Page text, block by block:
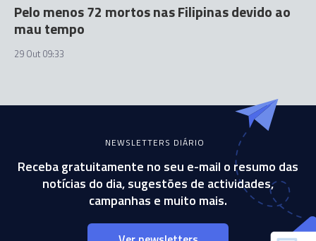
Pelo menos 72 mortos nas Filipinas devido ao
mau tempo
29 Out 09:33
NEWSLETTERS DIÁRIO
Receba gratuitamente no seu e-mail o resumo das
notícias do dia, sugestões de actividades,
campanhas e muito mais.